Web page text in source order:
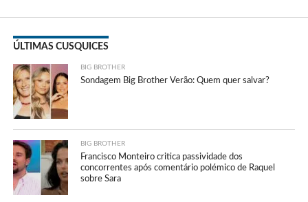
ÚLTIMAS CUSQUICES
BIG BROTHER
Sondagem Big Brother Verão: Quem quer salvar?
BIG BROTHER
Francisco Monteiro critica passividade dos
concorrentes após comentário polémico de Raquel
sobre Sara